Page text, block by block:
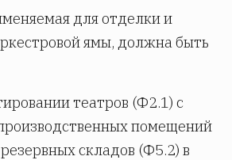
для отделки и
ямы, должна быть
театров (Ф2.1) с
помещений
складов (Ф5.2) в